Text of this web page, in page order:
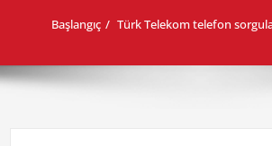
Başlangıç Türk Telekom telefon